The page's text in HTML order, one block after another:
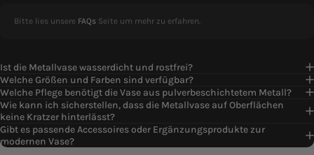
Bitte lies unsere FAQs Seite um mehr zu erfahren.
Ist die Metallvase wasserdicht und rostfrei?
Welche Größen und Farben sind verfügbar?
Welche Pflege benötigt die Vase aus pulverbeschichtetem Metall?
Wie kann ich sicherstellen, dass die Metallvase auf Oberflächen
keine Kratzer hinterlässt?
Gibt es passende Accessoires oder Ergänzungsprodukte zur
modernen Vase?